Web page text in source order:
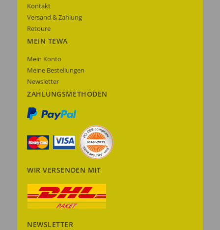
Kontakt
Versand & Zahlung
Retoure
MEIN TEWA
Mein Konto
Meine Bestellungen
Newsletter
ZAHLUNGSMETHODEN
WIR VERSENDEN MIT
NEWSLETTER